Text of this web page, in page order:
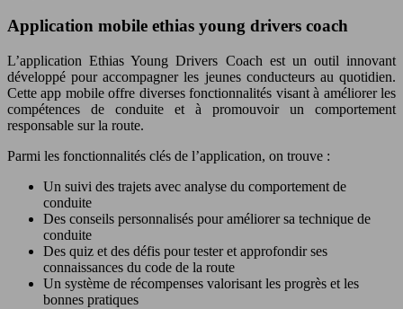
Application mobile ethias young drivers coach
L’application Ethias Young Drivers Coach est un outil innovant
développé pour accompagner les jeunes conducteurs au quotidien.
Cette app mobile offre diverses fonctionnalités visant à améliorer les
compétences de conduite et à promouvoir un comportement
responsable sur la route.
Parmi les fonctionnalités clés de l’application, on trouve :
Un suivi des trajets avec analyse du comportement de
conduite
Des conseils personnalisés pour améliorer sa technique de
conduite
Des quiz et des défis pour tester et approfondir ses
connaissances du code de la route
Un système de récompenses valorisant les progrès et les
bonnes pratiques